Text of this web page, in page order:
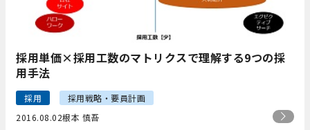
採用単価×採用工数のマトリクスで理解する9つの採
用手法
採用
採用戦略・要員計画
2016.08.02根本 慎吾